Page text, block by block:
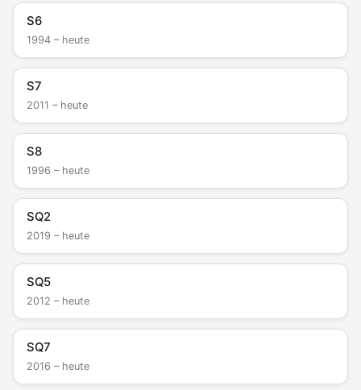
S6
1994 – heute
S7
2011 – heute
S8
1996 – heute
SQ2
2019 – heute
SQ5
2012 – heute
SQ7
2016 – heute